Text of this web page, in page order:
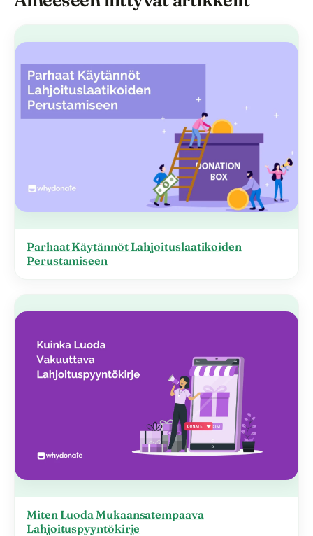
Parhaat Käytännöt Lahjoituslaatikoiden
Perustamiseen
Miten Luoda Mukaansatempaava
Lahjoituspyyntökirje